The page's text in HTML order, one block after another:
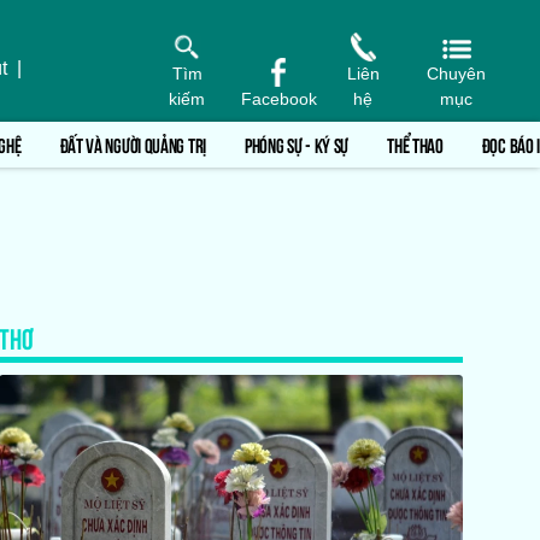
Tìm
kiếm
Facebook
Liên
hệ
Chuyên
mục
ĐẤT VÀ NGƯỜI QUẢNG TRỊ PHÓNG SỰ - KÝ SỰ THỂ THAO ĐỌC BÁO